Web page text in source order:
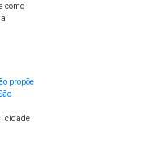
como
propõe
cidade